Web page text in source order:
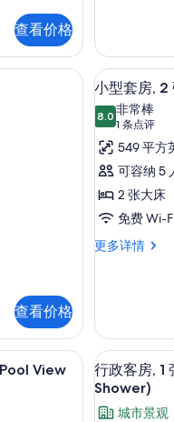
查看价格
床,
无
障
碍,
泳
池
景
观
的
片
1
张
特
床,
障
碍,
池
景
更
查看价格
显
示
小
型
套
房,
2
张
池
景
观
的
6
小型套房, 2
8.08.0 分，满分
非常棒
1 条点评
(1
条
点
评)
549 平方
可容纳 5
2 张大床
免费 Wi-
更多详情
小
张
大
床,
泳
池
景
内保险箱、办公桌、遮光窗帘
View
显
示
行
6
行政客房, 1
Shower)
城市景观